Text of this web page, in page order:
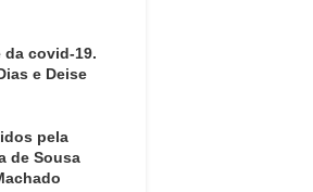
da covid-19.
e Deise
pela
de Sousa